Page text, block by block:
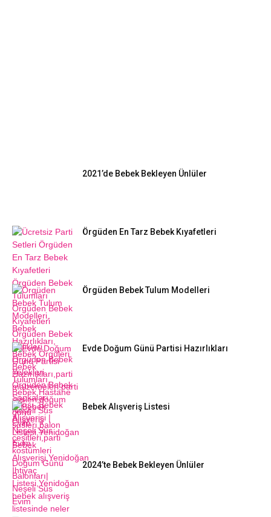
2021’de Bebek Bekleyen Ünlüler
Örgüden En Tarz Bebek Kıyafetleri
Örgüden Bebek Tulum Modelleri
Evde Doğum Günü Partisi Hazırlıkları
Bebek Alışveriş Listesi
2024’te Bebek Bekleyen Ünlüler